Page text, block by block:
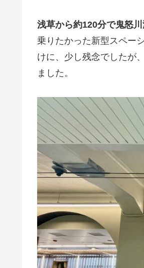
浅草から約120分で鬼怒
乗りたかった新型スペー
けに、少し残念でしたが
ました。